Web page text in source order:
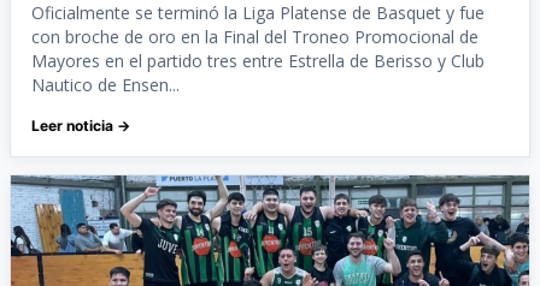
Oficialmente se terminó la Liga Platense de Basquet y fue
con broche de oro en la Final del Troneo Promocional de
Mayores en el partido tres entre Estrella de Berisso y Club
Nautico de Ensen...
Leer noticia →